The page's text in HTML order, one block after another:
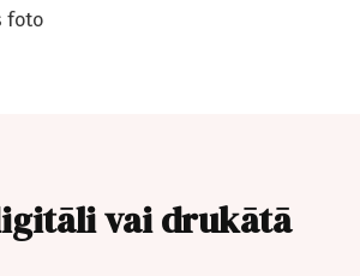
foto
vai drukātā